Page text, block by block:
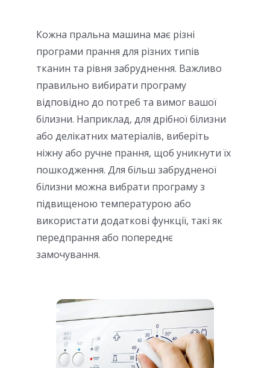
Кожна пральна машина має різні
програми прання для різних типів
тканин та рівня забруднення. Важливо
правильно вибирати програму
відповідно до потреб та вимог вашої
білизни. Наприклад, для дрібної білизни
або делікатних матеріалів, виберіть
ніжну або ручне прання, щоб уникнути їх
пошкодження. Для більш забрудненої
білизни можна вибрати програму з
підвищеною температурою або
використати додаткові функції, такі як
передпрання або попереднє
замочування.